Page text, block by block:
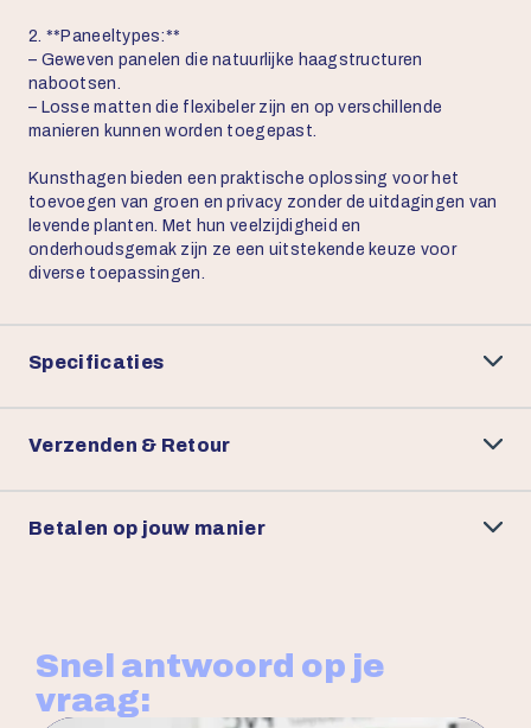
2. **Paneeltypes:**
– Geweven panelen die natuurlijke haagstructuren
nabootsen.
– Losse matten die flexibeler zijn en op verschillende
manieren kunnen worden toegepast.
Kunsthagen bieden een praktische oplossing voor het
toevoegen van groen en privacy zonder de uitdagingen van
levende planten. Met hun veelzijdigheid en
onderhoudsgemak zijn ze een uitstekende keuze voor
diverse toepassingen.
Specificaties
Verzenden & Retour
Betalen op jouw manier
Snel antwoord op je
vraag: